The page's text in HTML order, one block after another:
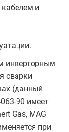
и
инверторным
сварки
(данный
90 имеет
Gas, MAG
при